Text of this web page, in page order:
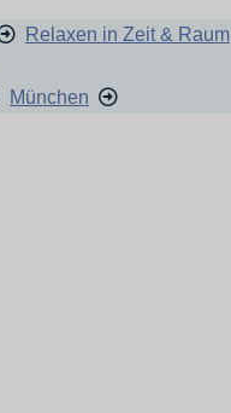
Relaxen in Zeit & Raum
München